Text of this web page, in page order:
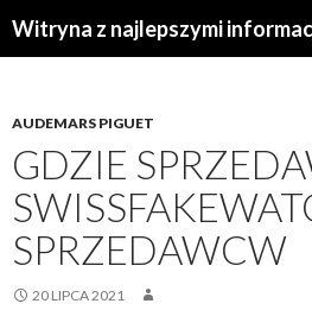
AUDEMARS PIGUET
GDZIE
SPRZEDAWCW
20 LIPCA 2021